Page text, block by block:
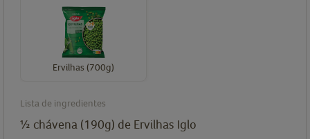
Ervilhas (700g)
Lista de ingredientes
½ chávena (190g) de Ervilhas Iglo